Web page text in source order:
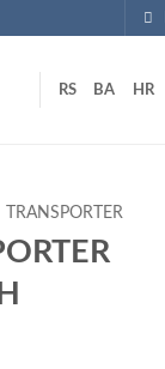
RS BA HR
TRANSPORTER